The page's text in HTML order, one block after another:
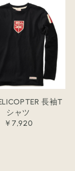
長袖T
シャツ
￥7,920